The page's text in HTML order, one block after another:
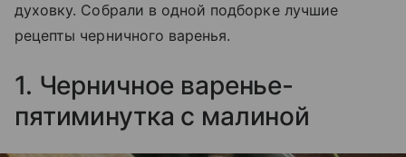
духовку. Собрали в одной подборке лучшие
рецепты черничного варенья.
1. Черничное варенье-
пятиминутка с малиной